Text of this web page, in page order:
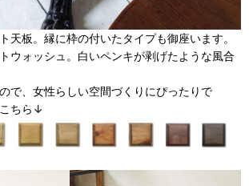
天板。縁に枠の付いたタイプも御座います。
ウォッシュ。白いペンキが剥げたような風合
で、女性らしい空間づくりにぴったりで
ちら↓